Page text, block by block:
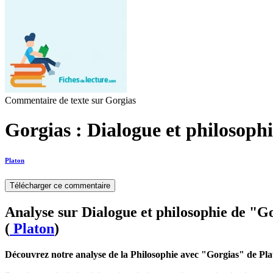
Commentaire de texte sur Gorgias
Gorgias : Dialogue et
Platon
Télécharger ce commentaire
Analyse sur Dialogue et philosophie de
( Platon)
Découvrez notre analyse de la Philosophie avec "Gorgias" de